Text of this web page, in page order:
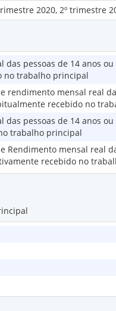
2020, 2º trimestre
das pessoas de 14 anos
no trabalho principal
rendimento mensal real
recebido no
das pessoas de 14 anos
trabalho principal
Rendimento mensal real
recebido no